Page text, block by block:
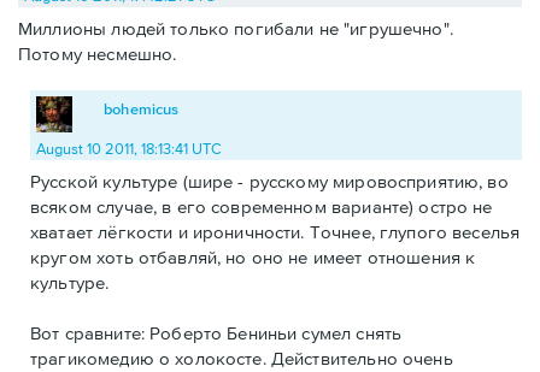
Миллионы людей только погибали не "игрушечно".
Потому несмешно.
bohemicus
August 10 2011, 18:13:41 UTC
Русской культуре (шире - русскому мировосприятию, во
всяком случае, в его современном варианте) остро не
хватает лёгкости и ироничности. Точнее, глупого веселья
кругом хоть отбавляй, но оно не имеет отношения к
культуре.
Вот сравните: Роберто Бениньи сумел снять
трагикомедию о холокосте. Действительно очень